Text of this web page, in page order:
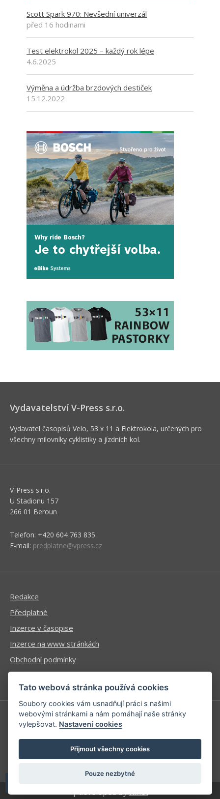
Scott Spark 970: Nevšední univerzál
před 16 hodinami
Test elektrokol 2025 – každý rok lépe
4.6.2025
Výměna a údržba brzdových destiček
15.12.2022
Vydavatelství V-Press s.r.o.
Vydavatel časopisů Velo, 53 x 11 a Elektrokola, určených pro
všechny milovníky cyklistiky a jízdních kol.
V-Press s.r.o.
U Stadionu 157
266 01 Beroun
Telefon: +420 604 763 835
E-mail: predplatne@vpress.cz
Redakce
Předplatné
Inzerce v časopise
Inzerce na www stránkách
Obchodní podmínky
Ochrana osobních údajů
Příhlášení | Registrace
Kontaktní informace
Mapa stránek
| developed byKinet
Tato webová stránka používá cookies
Soubory cookies vám usnadňují práci s našimi
webovými stránkami a nám pomáhají naše stránky
vylepšovat. Nastavení cookies
Přijmout všechny cookies
Pouze nezbytné